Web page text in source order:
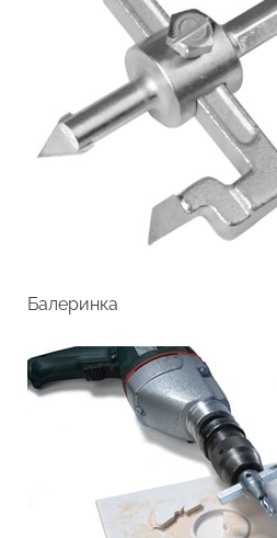
Балеринка